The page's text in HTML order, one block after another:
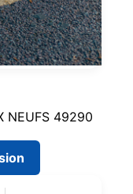
NEUFS 49290